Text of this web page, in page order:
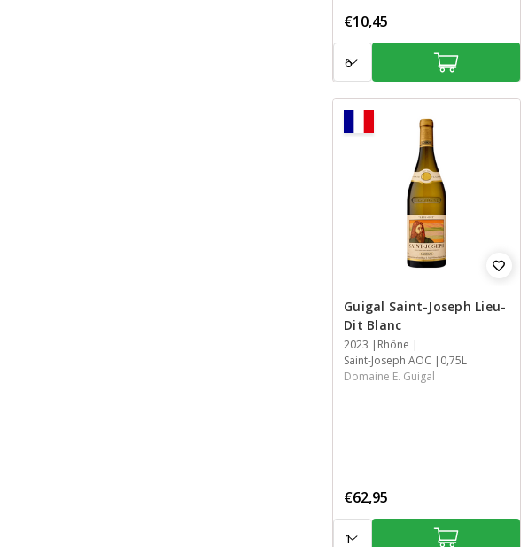
€10,45
Guigal Saint-Joseph Lieu-
Dit Blanc
Jaar
2023
StreekRhône
Streek
Saint-Joseph AOC
Inhoud
0,75L
Domaine E. Guigal
€62,95